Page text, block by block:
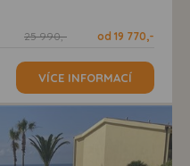
25 990,- od 19 770,-
VÍCE INFORMACÍ